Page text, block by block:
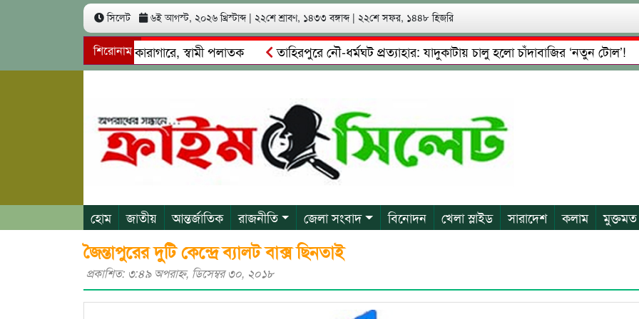
সিলেট ৬ই আগস্ট, ২০২৬ খ্রিস্টাব্দ | ২২শে শ্রাবণ, ১৪৩৩ বঙ্গাব্দ | ২২শে সফর, ১৪৪৮ হিজরি
শিরোনাম
আত্মসাৎ: স্ত্রী কারাগারে, স্বামী পলাতক তাহিরপুরে নৌ-ধর্মঘট প্রত্যাহার: যাদুকাটায় চালু হলো চাঁদাবাজির ‘নতুন টোল’!
মারধর
নগরীতে কোটি টাকার সম্পত্তি দখলের চেষ্টা: গ্রেফতারের পর জামিনে মূক্ত রাসেল, আতঙ্কে পরিবার প্রেম,
হোম জাতীয় আন্তর্জাতিক রাজনীতি জেলা সংবাদ বিনোদন খেলা স্লাইড সারাদেশ কলাম মুক্তমত
জৈন্তাপুরের দুটি কেন্দ্রে ব্যালট বাক্স ছিনতাই
প্রকাশিত: ৩:৪৯ অপরাহ্ণ, ডিসেম্বর ৩০, ২০১৮